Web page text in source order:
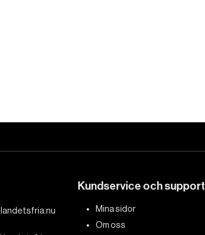
Kundservice och support
Mina sidor
Om oss